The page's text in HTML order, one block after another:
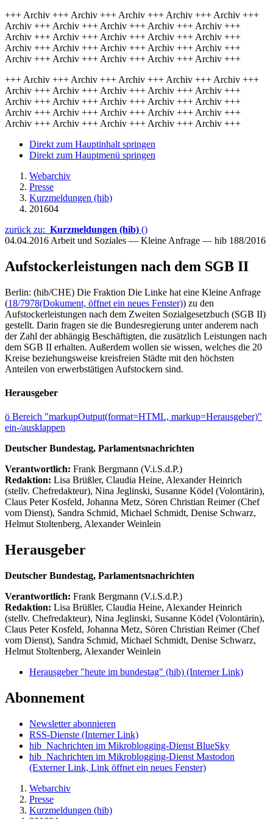
+++ Archiv +++ Archiv +++ Archiv +++ Archiv +++ Archiv +++
Archiv +++ Archiv +++ Archiv +++ Archiv +++ Archiv +++
Archiv +++ Archiv +++ Archiv +++ Archiv +++ Archiv +++
Archiv +++ Archiv +++ Archiv +++ Archiv +++ Archiv +++
Archiv +++ Archiv +++ Archiv +++ Archiv +++ Archiv +++
+++ Archiv +++ Archiv +++ Archiv +++ Archiv +++ Archiv +++
Archiv +++ Archiv +++ Archiv +++ Archiv +++ Archiv +++
Archiv +++ Archiv +++ Archiv +++ Archiv +++ Archiv +++
Archiv +++ Archiv +++ Archiv +++ Archiv +++ Archiv +++
Archiv +++ Archiv +++ Archiv +++ Archiv +++ Archiv +++
Direkt zum Hauptinhalt springen
Direkt zum Hauptmenü springen
Webarchiv
Presse
Kurzmeldungen (hib)
201604
zurück zu: Kurzmeldungen (hib) ()
04.04.2016 Arbeit und Soziales — Kleine Anfrage — hib 188/2016
Aufstockerleistungen nach dem SGB II
Berlin: (hib/CHE) Die Fraktion Die Linke hat eine Kleine Anfrage
(18/7978(Dokument, öffnet ein neues Fenster)) zu den
Aufstockerleistungen nach dem Zweiten Sozialgesetzbuch (SGB II)
gestellt. Darin fragen sie die Bundesregierung unter anderem nach
der Zahl der abhängig Beschäftigten, die zusätzlich Leistungen nach
dem SGB II erhalten. Außerdem wollen sie wissen, welches die 20
Kreise beziehungsweise kreisfreien Städte mit den höchsten
Anteilen von erwerbstätigen Aufstockern sind.
Herausgeber
ö Bereich "markupOutput(format=HTML, markup=Herausgeber)"
ein-/ausklappen
Deutscher Bundestag, Parlamentsnachrichten
Verantwortlich: Frank Bergmann (V.i.S.d.P.)
Redaktion: Lisa Brüßler, Claudia Heine, Alexander Heinrich
(stellv. Chefredakteur), Nina Jeglinski, Susanne Ködel (Volontärin),
Claus Peter Kosfeld, Johanna Metz, Sören Christian Reimer (Chef
vom Dienst), Sandra Schmid, Michael Schmidt, Denise Schwarz,
Helmut Stoltenberg, Alexander Weinlein
Herausgeber
Deutscher Bundestag, Parlamentsnachrichten
Verantwortlich: Frank Bergmann (V.i.S.d.P.)
Redaktion: Lisa Brüßler, Claudia Heine, Alexander Heinrich
(stellv. Chefredakteur), Nina Jeglinski, Susanne Ködel (Volontärin),
Claus Peter Kosfeld, Johanna Metz, Sören Christian Reimer (Chef
vom Dienst), Sandra Schmid, Michael Schmidt, Denise Schwarz,
Helmut Stoltenberg, Alexander Weinlein
Herausgeber "heute im bundestag" (hib) (Interner Link)
Abonnement
Newsletter abonnieren
RSS-Dienste (Interner Link)
hib_Nachrichten im Mikroblogging-Dienst BlueSky
hib_Nachrichten im Mikroblogging-Dienst Mastodon
(Externer Link, Link öffnet ein neues Fenster)
Webarchiv
Presse
Kurzmeldungen (hib)